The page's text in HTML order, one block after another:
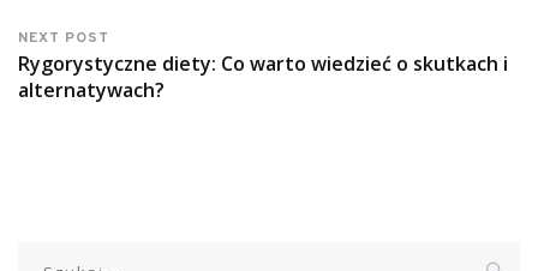
NEXT POST
Rygorystyczne diety: Co warto wiedzieć o skutkach i
alternatywach?